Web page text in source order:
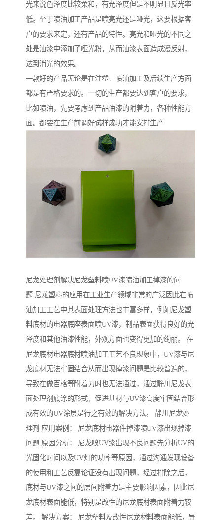
光来说色泽度比较柔和，有光泽度但是不明显且反光率
低。至于喷油加工产品是喷亮光还是哑光，这要根据客
户的要求来定，还有产品的特性。亮光和哑光的不同之
处是油漆中添加了哑光粉，从而油漆表面造成漫反射，
达到消光的效果。
一款好的产品无论是在注塑、喷油加工及后续生产方面
都是有严格要求的。一切的生产都要达到客户的要求，
比如喷油，先要考虑到产品油漆的附着力，各种性能方
面。都要在生产前调好试样成功才能安排生产
尼龙处理剂解决尼龙塑料喷UV漆喷油加工掉漆的问
题 尼龙塑料的应用在工业生产领域非常的广泛因此在喷
油加工工艺中其表面处理方法也丰富多样，例如尼龙塑
料底材的电器底座表面喷UV漆，制品表面获得良好的光
泽度和其他油漆性能，外观方面也变得更加的绚丽。 在
尼龙底材电器底材喷油加工工艺不良现象中，UV漆与尼
龙底材无法牢固结合从而出现掉漆问题是比较普遍的，
导致在做百格等附着力时也无法通过，通过静川尼龙表
面处理剂底涂的形式，促进基材与UV漆高度牢固结合形
成有效的UV涂层是行之有效的解决方法。 静川尼龙处
理剂 应用案例： 尼龙底材电器件掉漆喷UV漆出现掉漆
问题 原因分析： 尼龙喷UV漆出现不良问题先分析UV的
光固化时间以及UV灯的功率等原因，通过沟通发现设备
的使用和工艺反复论证没有出现问题，经过排除之后，
底材与UV漆之间的层间附着力是主要影响因素，因此尼
龙底材表面能低，特别是改性的尼龙底材表面附着力较
差。 解决方案： 尼龙塑料及改性尼龙材料表面能低，导